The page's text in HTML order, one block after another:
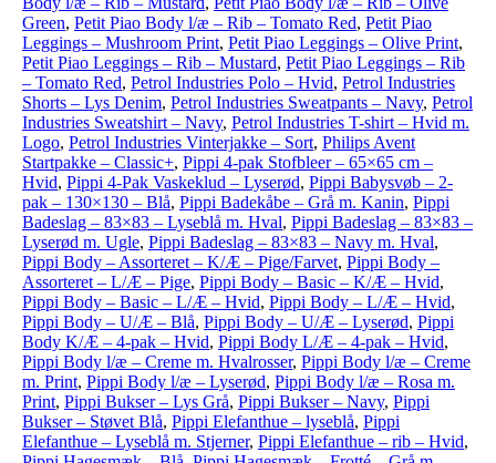
Green, Petit Piao Body l/æ – Rib – Tomato Red, Petit Piao
Leggings – Mushroom Print, Petit Piao Leggings – Olive Print,
Petit Piao Leggings – Rib – Mustard, Petit Piao Leggings – Rib
– Tomato Red, Petrol Industries Polo – Hvid, Petrol Industries
Shorts – Lys Denim, Petrol Industries Sweatpants – Navy, Petrol
Industries Sweatshirt – Navy, Petrol Industries T-shirt – Hvid m.
Logo, Petrol Industries Vinterjakke – Sort, Philips Avent
Startpakke – Classic+, Pippi 4-pak Stofbleer – 65×65 cm –
Hvid, Pippi 4-Pak Vaskeklud – Lyserød, Pippi Babysvøb – 2-
pak – 130×130 – Blå, Pippi Badekåbe – Grå m. Kanin, Pippi
Badeslag – 83×83 – Lyseblå m. Hval, Pippi Badeslag – 83×83 –
Lyserød m. Ugle, Pippi Badeslag – 83×83 – Navy m. Hval,
Pippi Body – Assorteret – K/Æ – Pige/Farvet, Pippi Body –
Assorteret – L/Æ – Pige, Pippi Body – Basic – K/Æ – Hvid,
Pippi Body – Basic – L/Æ – Hvid, Pippi Body – L/Æ – Hvid,
Pippi Body – U/Æ – Blå, Pippi Body – U/Æ – Lyserød, Pippi
Body K/Æ – 4-pak – Hvid, Pippi Body L/Æ – 4-pak – Hvid,
Pippi Body l/æ – Creme m. Hvalrosser, Pippi Body l/æ – Creme
m. Print, Pippi Body l/æ – Lyserød, Pippi Body l/æ – Rosa m.
Print, Pippi Bukser – Lys Grå, Pippi Bukser – Navy, Pippi
Bukser – Støvet Blå, Pippi Elefanthue – lyseblå, Pippi
Elefanthue – Lyseblå m. Stjerner, Pippi Elefanthue – rib – Hvid,